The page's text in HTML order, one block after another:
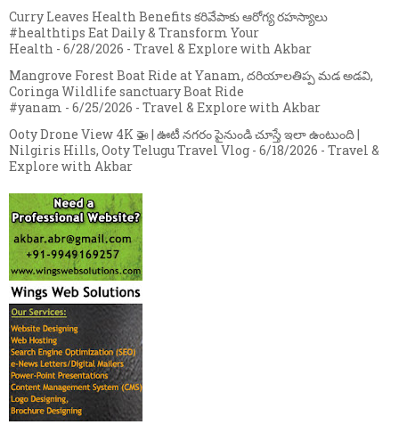
Curry Leaves Health Benefits కరివేపాకు ఆరోగ్య రహస్యాలు
#healthtips Eat Daily & Transform Your
Health - 6/28/2026 - Travel & Explore with Akbar
Mangrove Forest Boat Ride at Yanam, దరియాలతిప్ప మడ అడవి,
Coringa Wildlife sanctuary Boat Ride
#yanam - 6/25/2026 - Travel & Explore with Akbar
Ooty Drone View 4K 🚁 | ఊటీ నగరం పైనుండి చూస్తే ఇలా ఉంటుంది |
Nilgiris Hills, Ooty Telugu Travel Vlog - 6/18/2026 - Travel &
Explore with Akbar